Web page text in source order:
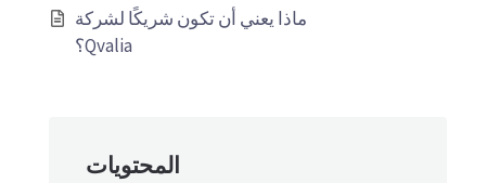
ماذا يعني أن تكون شريكًا لشركة
Qvalia؟
المحتويات